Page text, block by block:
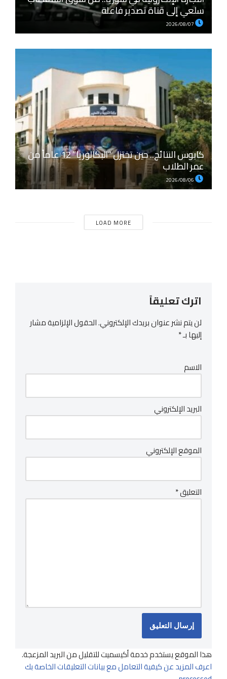
سلعي إلى قناة تصدير فاعلة
كابوس النتائج.. حين تختزل “البكالوريا” 12 عاماً من
عمر الطلاب
LOAD MORE
اترك تعليقاً
لن يتم نشر عنوان بريدك الإلكتروني.الحقول الإلزامية مشار
إليها بـ*
الاسم
البريد الإلكتروني
الموقع الإلكتروني
التعليق*
هذا الموقع يستخدم خدمة أكيسميت للتقليل من البريد المزعجة.
اعرف المزيد عن كيفية التعامل مع بيانات التعليقات الخاصة بك